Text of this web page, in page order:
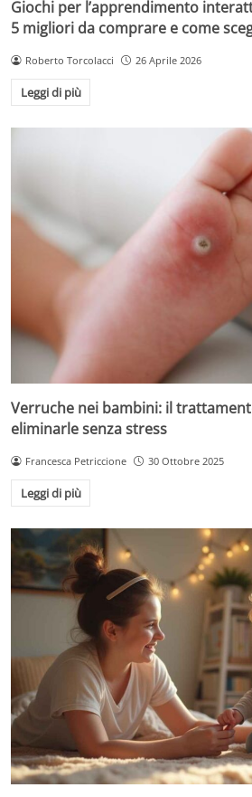
Giochi per l’apprendimento
5 migliori da comprare e come
Roberto Torcolacci 26 Aprile 2026
Leggi di più
Verruche nei bambini: il
eliminarle senza stress
Francesca Petriccione 30 Ottobre 2025
Leggi di più